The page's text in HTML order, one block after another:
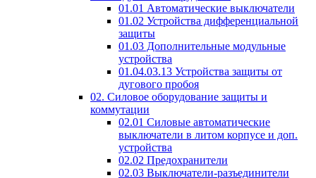
01.01 Автоматические выключатели
01.02 Устройства дифференциальной
защиты
01.03 Дополнительные модульные
устройства
01.04.03.13 Устройства защиты от
дугового пробоя
02. Силовое оборудование защиты и
коммутации
02.01 Силовые автоматические
выключатели в литом корпусе и доп.
устройства
02.02 Предохранители
02.03 Выключатели-разъединители